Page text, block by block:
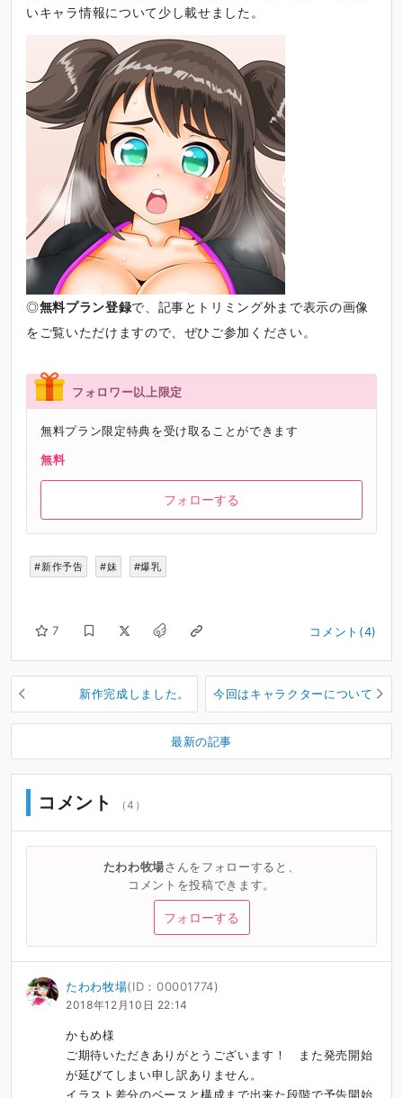
いキャラ情報について少し載せました。
◎無料プラン登録で、記事とトリミング外まで表示の画像
をご覧いただけますので、ぜひご参加ください。
フォロワー以上限定
無料プラン限定特典を受け取ることができます
無料
フォローする
#新作予告 #妹 #爆乳
7 コメント(4)
新作完成しました。 今回はキャラクターについて
最新の記事
コメント （4）
たわわ牧場さんをフォローすると、
コメントを投稿できます。
フォローする
たわわ牧場(ID：00001774)
2018年12月10日 22:14
かもめ様
ご期待いただきありがとうございます！　また発売開始
が延びてしまい申し訳ありません。
イラスト差分のベースと構成まで出来た段階で予告開始